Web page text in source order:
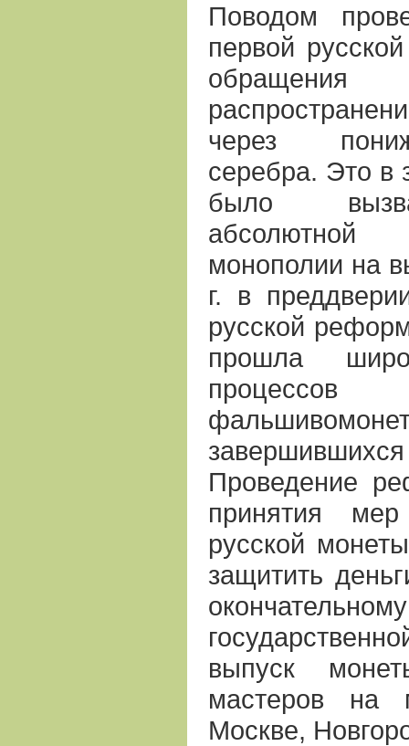
Поводом
первой
через
серебра. Это в
было
абсолютной
монополии на
г. в
русской
прошла
Проведение
принятия
русской
защитить
выпуск
мастеров на
Москве,